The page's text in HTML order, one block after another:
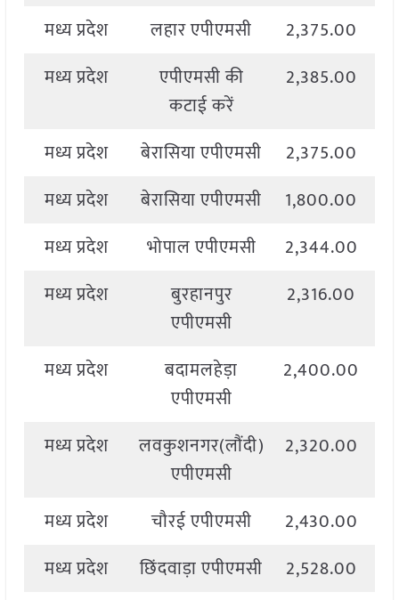
मध्य प्रदेश
लहार एपीएमसी 2,375.00
मध्य प्रदेश
एपीएमसी की
कटाई करें
2,385.00
मध्य प्रदेश बेरासिया एपीएमसी 2,375.00
मध्य प्रदेश
बेरासिया एपीएमसी 1,800.00
मध्य प्रदेश
भोपाल एपीएमसी 2,344.00
मध्य प्रदेश
बुरहानपुर
एपीएमसी
2,316.00
मध्य प्रदेश
बदामलहेड़ा
एपीएमसी
2,400.00
मध्य प्रदेश
लवकुशनगर(लौंदी)
एपीएमसी
2,320.00
मध्य प्रदेश चौरई एपीएमसी 2,430.00
मध्य प्रदेश
छिंदवाड़ा एपीएमसी 2,528.00